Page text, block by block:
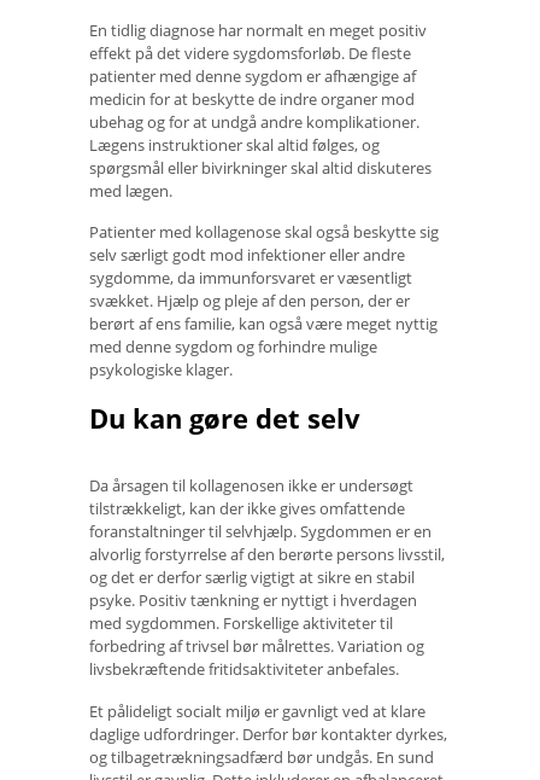
En tidlig diagnose har normalt en meget positiv
effekt på det videre sygdomsforløb. De fleste
patienter med denne sygdom er afhængige af
medicin for at beskytte de indre organer mod
ubehag og for at undgå andre komplikationer.
Lægens instruktioner skal altid følges, og
spørgsmål eller bivirkninger skal altid diskuteres
med lægen.
Patienter med kollagenose skal også beskytte sig
selv særligt godt mod infektioner eller andre
sygdomme, da immunforsvaret er væsentligt
svækket. Hjælp og pleje af den person, der er
berørt af ens familie, kan også være meget nyttig
med denne sygdom og forhindre mulige
psykologiske klager.
Du kan gøre det selv
Da årsagen til kollagenosen ikke er undersøgt
tilstrækkeligt, kan der ikke gives omfattende
foranstaltninger til selvhjælp. Sygdommen er en
alvorlig forstyrrelse af den berørte persons livsstil,
og det er derfor særlig vigtigt at sikre en stabil
psyke. Positiv tænkning er nyttigt i hverdagen
med sygdommen. Forskellige aktiviteter til
forbedring af trivsel bør målrettes. Variation og
livsbekræftende fritidsaktiviteter anbefales.
Et pålideligt socialt miljø er gavnligt ved at klare
daglige udfordringer. Derfor bør kontakter dyrkes,
og tilbagetrækningsadfærd bør undgås. En sund